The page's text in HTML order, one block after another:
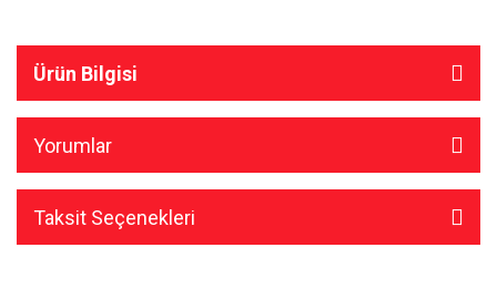
Ürün Bilgisi
Yorumlar
Taksit Seçenekleri